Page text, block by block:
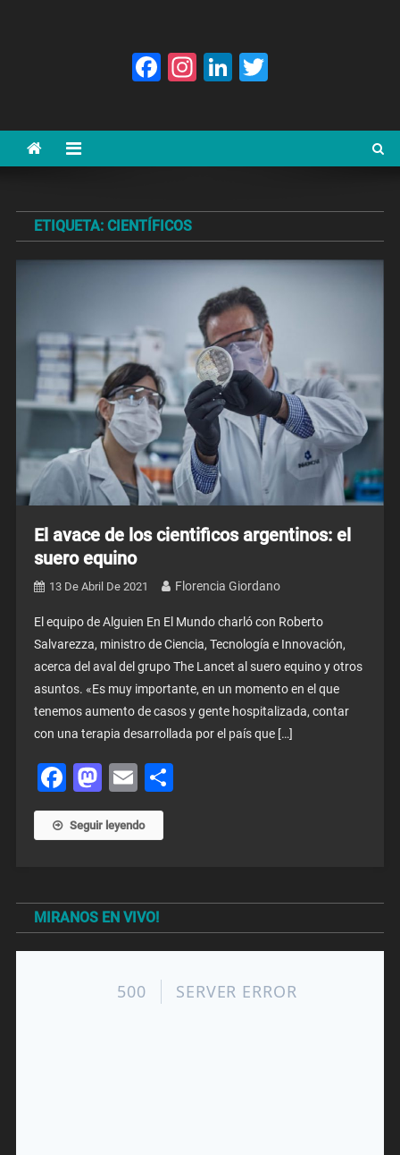
Facebook
Instagram
LinkedIn
ETIQUETA: CIENTÍFICOS
El avace de los cientificos argentinos: el
suero equino
13 De Abril De 2021 Florencia Giordano
El equipo de Alguien En El Mundo charló con Roberto
Salvarezza, ministro de Ciencia, Tecnología e Innovación,
acerca del aval del grupo The Lancet al suero equino y otros
asuntos. «Es muy importante, en un momento en el que
tenemos aumento de casos y gente hospitalizada, contar
con una terapia desarrollada por el país que […]
Facebook
Mastodon
EmailShare
Seguir leyendo
MIRANOS EN VIVO!